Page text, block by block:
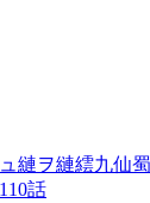
縺ヲ縺繧九仙
話